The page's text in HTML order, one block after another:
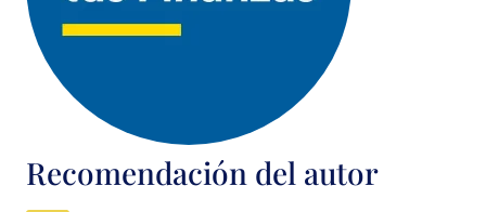
Recomendación del autor